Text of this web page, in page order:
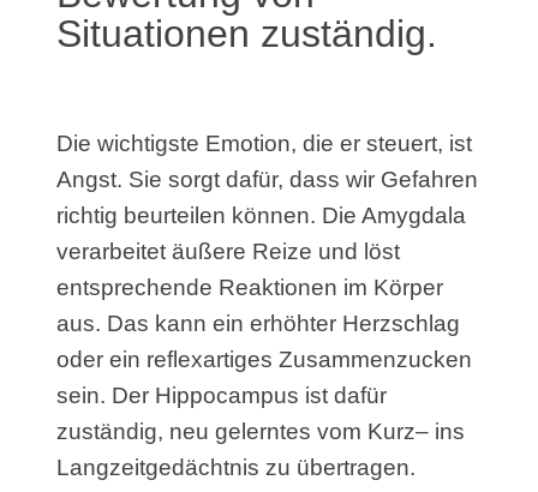
Situationen zuständig.
Die wichtigste Emotion, die er steuert, ist
Angst. Sie sorgt dafür, dass wir Gefahren
richtig beurteilen können. Die Amygdala
verarbeitet äußere Reize und löst
entsprechende Reaktionen im Körper
aus. Das kann ein erhöhter Herzschlag
oder ein reflexartiges Zusammenzucken
sein. Der Hippocampus ist dafür
zuständig, neu gelerntes vom Kurz– ins
Langzeitgedächtnis zu übertragen.